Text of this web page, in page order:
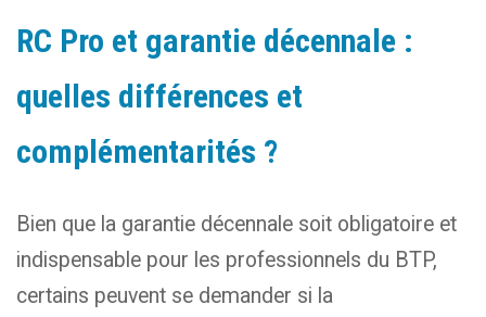
RC Pro et garantie décennale :
quelles différences et
complémentarités ?
Bien que la garantie décennale soit obligatoire et
indispensable pour les professionnels du BTP,
certains peuvent se demander si la